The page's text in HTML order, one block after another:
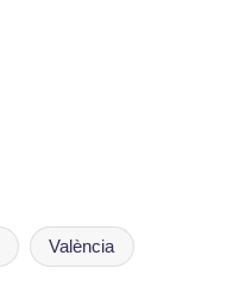
València